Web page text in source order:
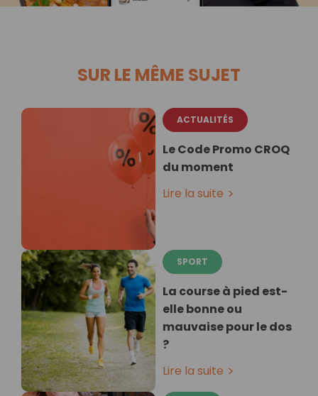
SUR LE MÊME SUJET
ACTUALITÉS
Le Code Promo CROQ
du moment
Lire la suite
SPORT
La course à pied est-
elle bonne ou
mauvaise pour le dos
?
Lire la suite